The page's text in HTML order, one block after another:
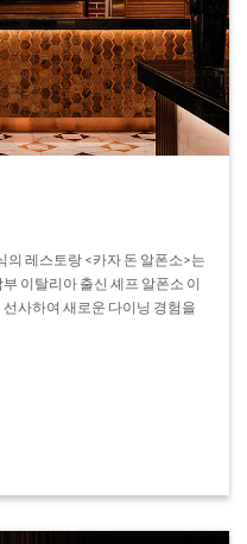
의 레스토랑 <카자 돈 알폰소>는
이탈리아 출신 셰프 알폰소 이
사하여 새로운 다이닝 경험을